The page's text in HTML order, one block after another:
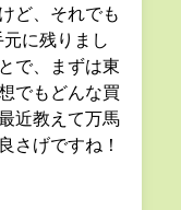
ど、それでも
に残りまし
で、まずは東
でもどんな買
近教えて万馬
さげですね！